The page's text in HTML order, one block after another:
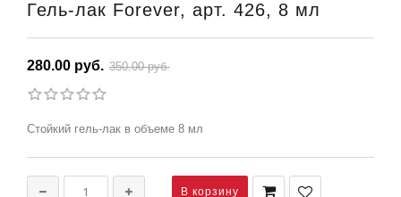
Гель-лак Forever, арт. 426, 8 мл
280.00 руб. 350.00 руб.
Стойкий гель-лак в объеме 8 мл